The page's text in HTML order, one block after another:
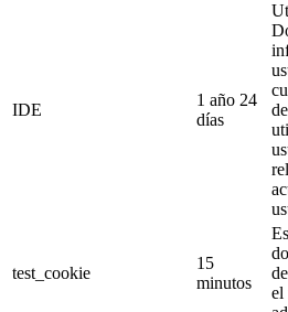
IDE
1 año 24
días
test_cookie
15
minutos
el